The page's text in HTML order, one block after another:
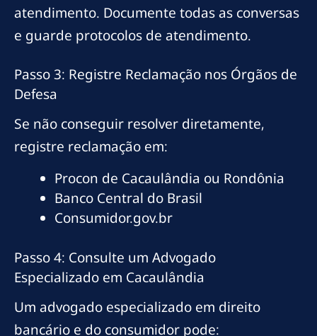
atendimento. Documente todas as conversas
e guarde protocolos de atendimento.
Passo 3: Registre Reclamação nos Órgãos de
Defesa
Se não conseguir resolver diretamente,
registre reclamação em:
Procon de Cacaulândia ou Rondônia
Banco Central do Brasil
Consumidor.gov.br
Passo 4: Consulte um Advogado
Especializado em Cacaulândia
Um advogado especializado em direito
bancário e do consumidor pode: